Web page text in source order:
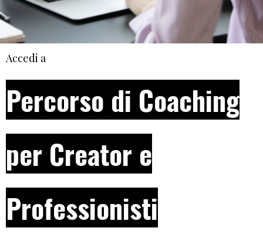
Accedi a
Percorso di Coaching
per Creator e
Professionisti